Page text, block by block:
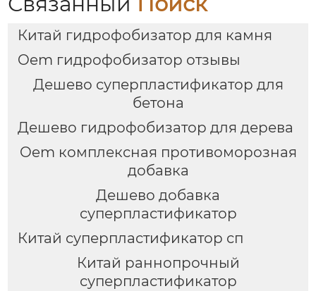
Китай гидрофобизатор для камня
Oem гидрофобизатор отзывы
Дешево суперпластификатор для
бетона
Дешево гидрофобизатор для дерева
Oem комплексная противоморозная
добавка
Дешево добавка
суперпластификатор
Китай суперпластификатор сп
Китай раннопрочный
суперпластификатор